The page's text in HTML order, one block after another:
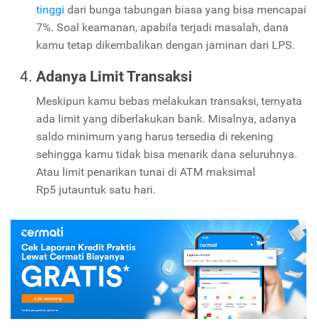
tinggi dari bunga tabungan biasa yang bisa mencapai
7%. Soal keamanan, apabila terjadi masalah, dana
kamu tetap dikembalikan dengan jaminan dari LPS.
Adanya Limit Transaksi
Meskipun kamu bebas melakukan transaksi, ternyata
ada limit yang diberlakukan bank. Misalnya, adanya
saldo minimum yang harus tersedia di rekening
sehingga kamu tidak bisa menarik dana seluruhnya.
Atau limit penarikan tunai di ATM maksimal
Rp5 jutauntuk satu hari.